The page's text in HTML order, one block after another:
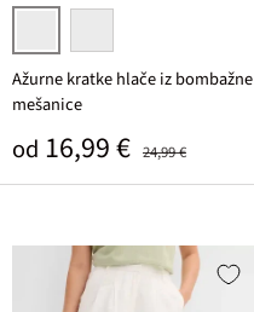
črna svetlo peščena
Ažurne kratke hlače iz bombažne
mešanice
Prodajna cena
od 16,99 € 24,99 €